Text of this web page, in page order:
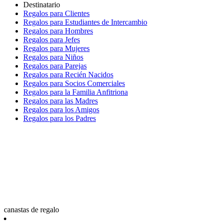
Destinatario
Regalos para Clientes
Regalos para Estudiantes de Intercambio
Regalos para Hombres
Regalos para Jefes
Regalos para Mujeres
Regalos para Niños
Regalos para Parejas
Regalos para Recién Nacidos
Regalos para Socios Comerciales
Regalos para la Familia Anfitriona
Regalos para las Madres
Regalos para los Amigos
Regalos para los Padres
canastas de regalo